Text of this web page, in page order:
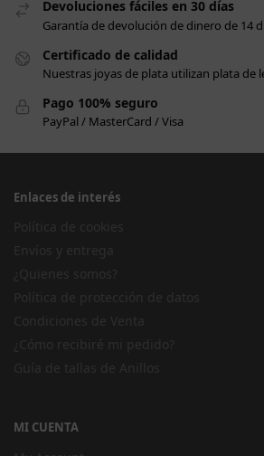
Devoluciones fáciles en 30 días
Garantía de devolución de dinero de 14
Certificado de calidad
Nuestras joyas de plata utilizan plata de
Pago 100% seguro
PayPal / MasterCard / Visa
Enlaces de interés
MI CUENTA